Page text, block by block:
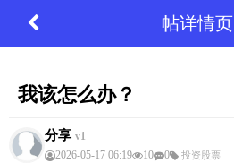
帖详情页
我该怎么办？
分享 v1
2026-05-17 06:19
10 0 投资股票